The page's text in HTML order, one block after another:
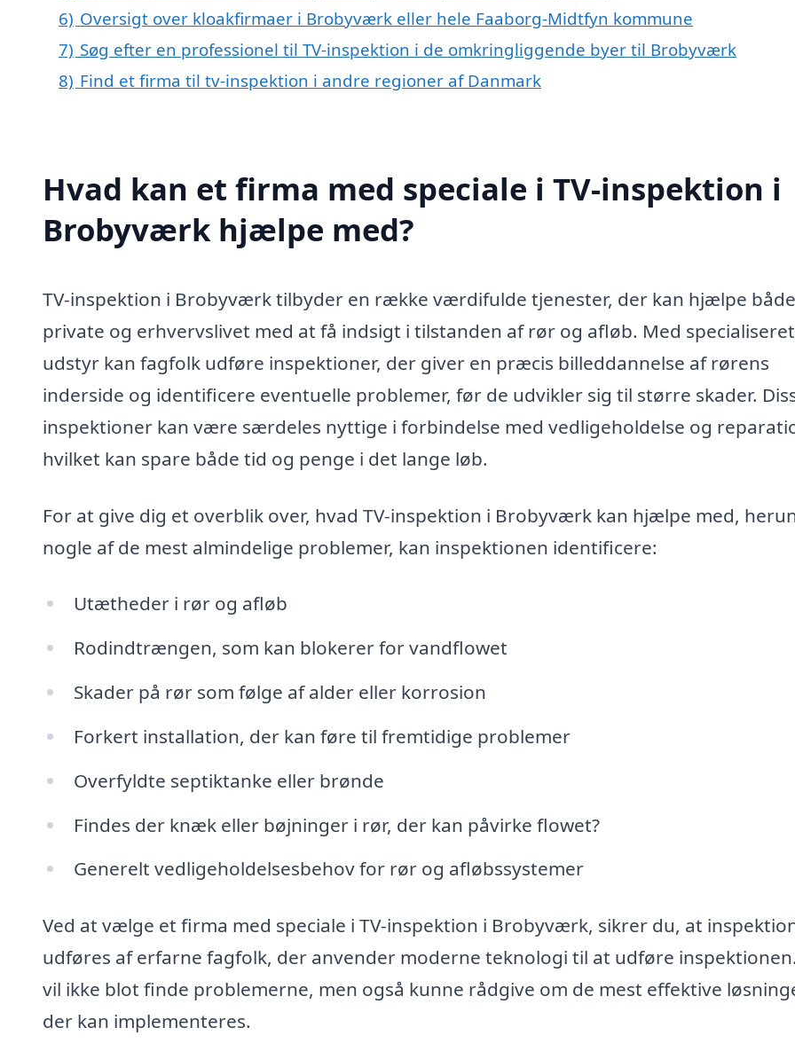
6) Oversigt over kloakfirmaer i Brobyværk eller hele Faaborg-Midtfyn kommune
7) Søg efter en professionel til TV-inspektion i de omkringliggende byer til Brobyværk
8) Find et firma til tv-inspektion i andre regioner af Danmark
Hvad kan et firma med speciale i TV-inspektion i
Brobyværk hjælpe med?
TV-inspektion i Brobyværk tilbyder en række værdifulde tjenester, der kan hjælpe både
private og erhvervslivet med at få indsigt i tilstanden af rør og afløb. Med specialiseret
udstyr kan fagfolk udføre inspektioner, der giver en præcis billeddannelse af rørens
inderside og identificere eventuelle problemer, før de udvikler sig til større skader.
inspektioner kan være særdeles nyttige i forbindelse med vedligeholdelse og
hvilket kan spare både tid og penge i det lange løb.
For at give dig et overblik over, hvad TV-inspektion i Brobyværk kan hjælpe med,
nogle af de mest almindelige problemer, kan inspektionen identificere:
Utætheder i rør og afløb
Rodindtrængen, som kan blokerer for vandflowet
Skader på rør som følge af alder eller korrosion
Forkert installation, der kan føre til fremtidige problemer
Overfyldte septiktanke eller brønde
Findes der knæk eller bøjninger i rør, der kan påvirke flowet?
Generelt vedligeholdelsesbehov for rør og afløbssystemer
Ved at vælge et firma med speciale i TV-inspektion i Brobyværk, sikrer du, at
udføres af erfarne fagfolk, der anvender moderne teknologi til at udføre
vil ikke blot finde problemerne, men også kunne rådgive om de mest effektive
der kan implementeres.